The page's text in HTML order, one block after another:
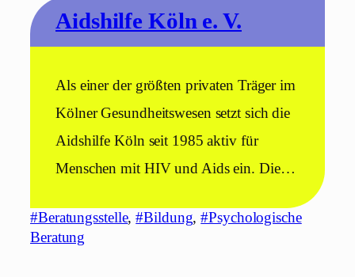
Aidshilfe Köln e. V.
Als einer der größten privaten Träger im
Kölner Gesundheitswesen setzt sich die
Aidshilfe Köln seit 1985 aktiv für
Menschen mit HIV und Aids ein. Die…
#Beratungsstelle, #Bildung, #Psychologische
Beratung